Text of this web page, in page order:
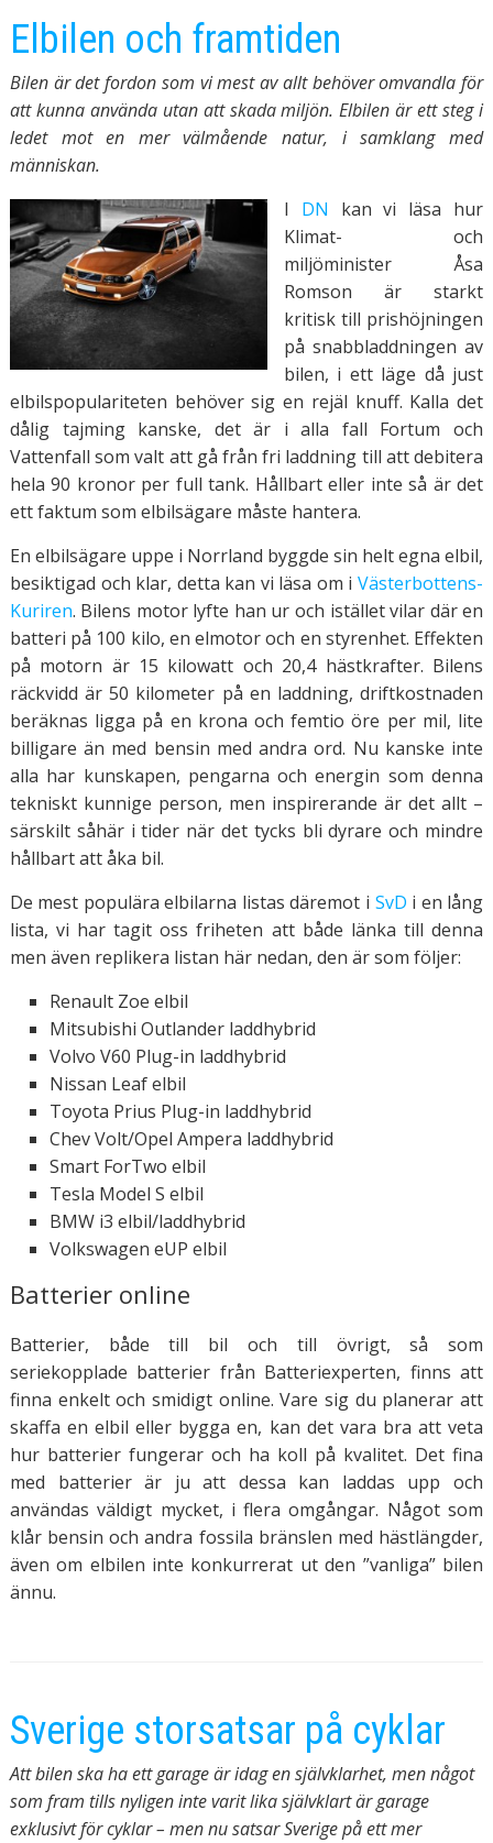
Elbilen och framtiden
Bilen är det fordon som vi mest av allt behöver omvandla för
att kunna använda utan att skada miljön. Elbilen är ett steg i
ledet mot en mer välmående natur, i samklang med
människan.
I DN kan vi läsa hur
Klimat- och
miljöminister Åsa
Romson är starkt
kritisk till prishöjningen
på snabbladdningen av
bilen, i ett läge då just
elbilspopulariteten behöver sig en rejäl knuff. Kalla det
dålig tajming kanske, det är i alla fall Fortum och
Vattenfall som valt att gå från fri laddning till att debitera
hela 90 kronor per full tank. Hållbart eller inte så är det
ett faktum som elbilsägare måste hantera.
En elbilsägare uppe i Norrland byggde sin helt egna elbil,
besiktigad och klar, detta kan vi läsa om iVästerbottens-
Kuriren. Bilens motor lyfte han ur och istället vilar där en
batteri på 100 kilo, en elmotor och en styrenhet. Effekten
på motorn är 15 kilowatt och 20,4 hästkrafter. Bilens
räckvidd är 50 kilometer på en laddning, driftkostnaden
beräknas ligga på en krona och femtio öre per mil, lite
billigare än med bensin med andra ord. Nu kanske inte
alla har kunskapen, pengarna och energin som denna
tekniskt kunnige person, men inspirerande är det allt –
särskilt såhär i tider när det tycks bli dyrare och mindre
hållbart att åka bil.
De mest populära elbilarna listas däremot i SvD i en lång
lista, vi har tagit oss friheten att både länka till denna
men även replikera listan här nedan, den är som följer:
Renault Zoe elbil
Mitsubishi Outlander laddhybrid
Volvo V60 Plug-in laddhybrid
Nissan Leaf elbil
Toyota Prius Plug-in laddhybrid
Chev Volt/Opel Ampera laddhybrid
Smart ForTwo elbil
Tesla Model S elbil
BMW i3 elbil/laddhybrid
Volkswagen eUP elbil
Batterier online
Batterier, både till bil och till övrigt, så som
seriekopplade batterier från Batteriexperten, finns att
finna enkelt och smidigt online. Vare sig du planerar att
skaffa en elbil eller bygga en, kan det vara bra att veta
hur batterier fungerar och ha koll på kvalitet. Det fina
med batterier är ju att dessa kan laddas upp och
användas väldigt mycket, i flera omgångar. Något som
klår bensin och andra fossila bränslen med hästlängder,
även om elbilen inte konkurrerat ut den ”vanliga” bilen
ännu.
Sverige storsatsar på cyklar
Att bilen ska ha ett garage är idag en självklarhet, men något
som fram tills nyligen inte varit lika självklart är garage
exklusivt för cyklar – men nu satsar Sverige på ett mer